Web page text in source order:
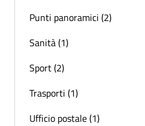
Punti panoramici (2)
Sanità (1)
Sport (2)
Trasporti (1)
Ufficio postale (1)